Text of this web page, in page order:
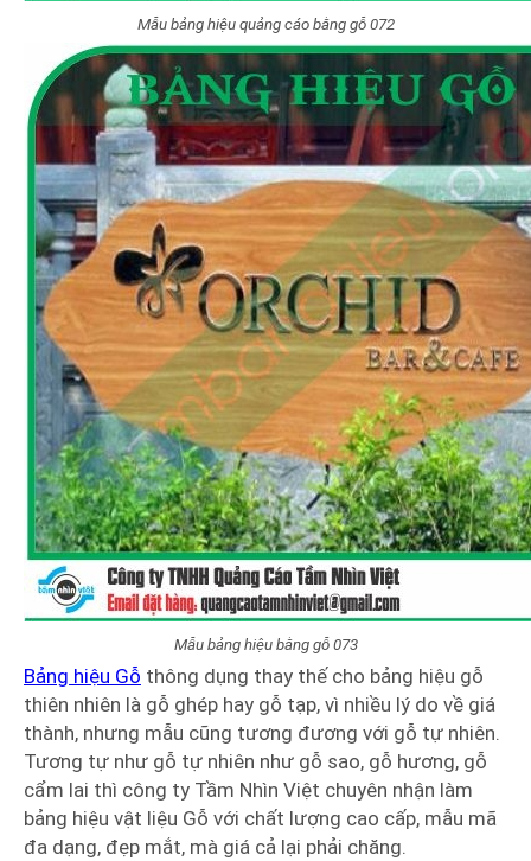
Mẫu bảng hiệu quảng cáo bằng gỗ 072
Mẫu bảng hiệu bằng gỗ 073
Bảng hiệu Gỗ thông dụng thay thế cho bảng hiệu gỗ
thiên nhiên là gỗ ghép hay gỗ tạp, vì nhiều lý do về giá
thành, nhưng mẫu cũng tương đương với gỗ tự nhiên.
Tương tự như gỗ tự nhiên như gỗ sao, gỗ hương, gỗ
cẩm lai thì công ty Tầm Nhìn Việt chuyên nhận làm
bảng hiệu vật liệu Gỗ với chất lượng cao cấp, mẫu mã
đa dạng, đẹp mắt, mà giá cả lại phải chăng.